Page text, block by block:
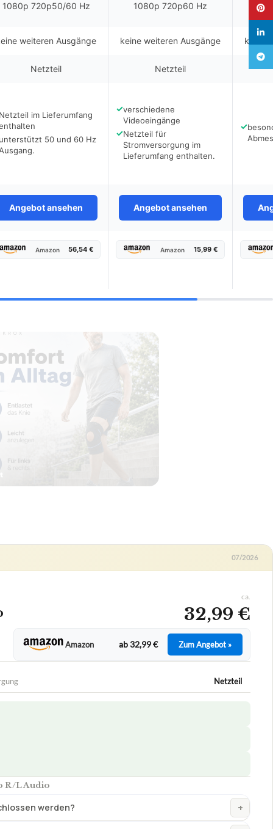
1080p 720p50/60 Hz 1080p 720p60 Hz
weiteren Ausgänge keine weiteren Ausgänge keine
Netzteil Netzteil
Netzteil im Lieferumfang
unterstützt 50 und 60 Hz
✓verschiedene
Videoeingänge
✓Netzteil für
Stromversorgung im
Lieferumfang enthalten.
✓
Angebot ansehen Angebot ansehen
Amazon 56,54 € Amazon 15,99 €
ab 32,99 €
L Audio
werden? +
+
er?
beste-testsieger.de